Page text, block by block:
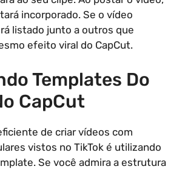
incorporado. Se o vídeo
listado junto a outros que
efeito viral do CapCut.
Templates Do
CapCut
de criar vídeos com
vistos no TikTok é utilizando
Se você admira a estrutura